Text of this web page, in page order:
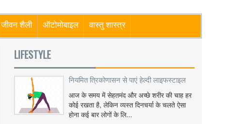
जीवन शैली ऑटोमोबाइल वास्तु शास्त्र
LIFESTYLE
नियमित त्रिकोणासन से पाएं हेल्दी लाइफस्टाइल
आज के समय में सेहतमंद और अच्छे शरीर की चाह हर
कोई रखता है, लेकिन व्यस्त दिनचर्या के चलते ऐसा
होना कई बार लोगों के लि...